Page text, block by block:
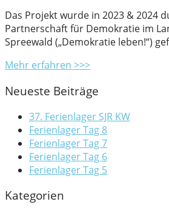
Das Projekt wurde in 2023 & 2024
Partnerschaft für Demokratie im
Spreewald („Demokratie leben!“)
Mehr erfahren >>>
Neueste Beiträge
37. Ferienlager SJR KW
Ferienlager Tag 8
Ferienlager Tag 7
Ferienlager Tag 6
Ferienlager Tag 5
Kategorien